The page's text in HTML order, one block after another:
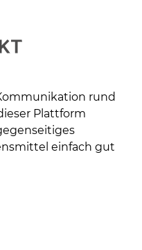
rund
Plattform
einfach gut